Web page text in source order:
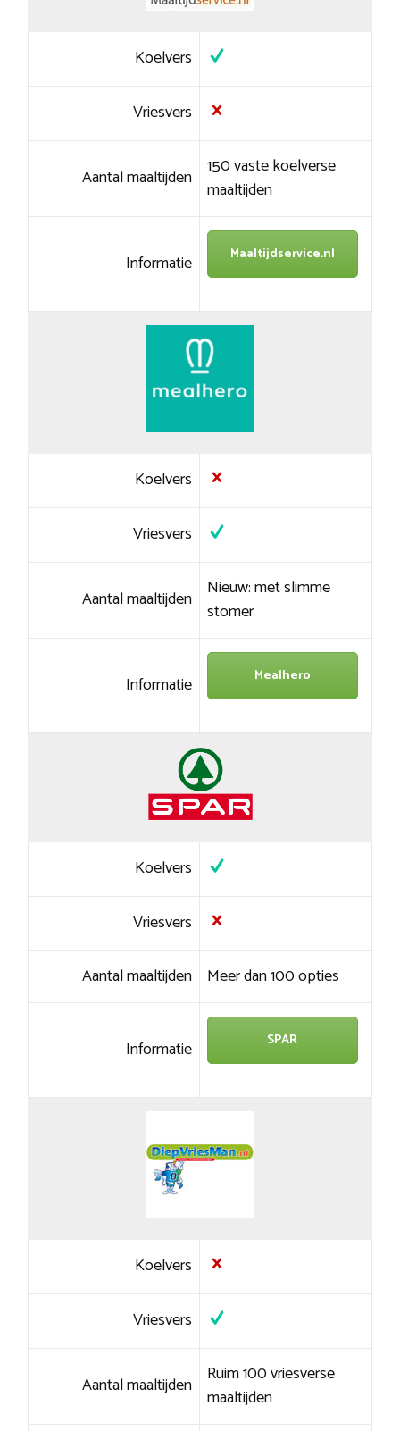
Koelvers
Vriesvers
Aantal maaltijden 150 vaste koelverse
maaltijden
Informatie Maaltijdservice.nl
Koelvers
Vriesvers
Aantal maaltijden Nieuw: met slimme
stomer
Informatie Mealhero
Koelvers
Vriesvers
Aantal maaltijden Meer dan 100 opties
Informatie SPAR
Koelvers
Vriesvers
Aantal maaltijden Ruim 100 vriesverse
maaltijden